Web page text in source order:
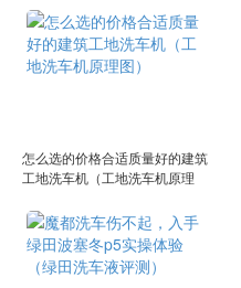
怎么选的价格合适质量好的建筑
工地洗车机（工地洗车机原理